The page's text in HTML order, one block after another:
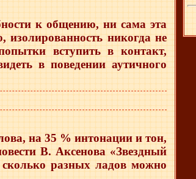
к общению, ни сама эта
изолированность никогда не
вступить в контакт,
в поведении аутичного
на 35 % интонации и тон,
В. Аксенова «Звездный
разных ладов можно